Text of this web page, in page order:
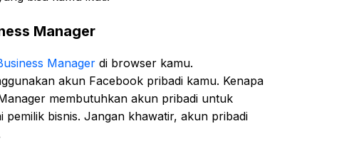
Manager
Manager di browser kamu.
akun Facebook pribadi kamu. Kenapa
membutuhkan akun pribadi untuk
pemilik bisnis. Jangan khawatir, akun pribadi